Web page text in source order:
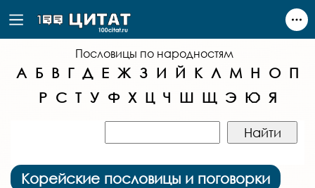
Пословицы по народностям
А Б В Г Д Е Ж З И Й К Л М Н О П
Р С Т У Ф Х Ц Ч Ш Щ Э Ю Я
Корейские пословицы и поговорки